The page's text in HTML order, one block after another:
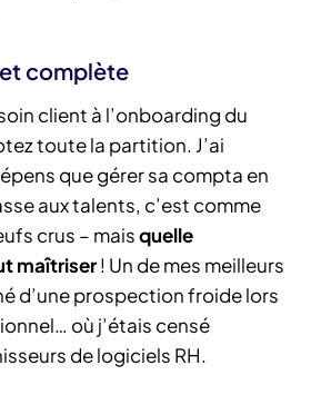
complète
client à l’onboarding du
toute la partition. J’ai
que gérer sa compta en
aux talents, c’est comme
crus – maisquelle
maîtriser! Un de mes meilleurs
d’une prospection froide lors
où j’étais censé
de logiciels RH.